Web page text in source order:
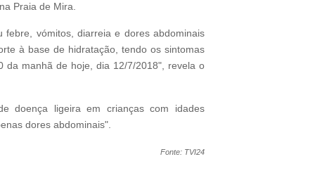
Praia de Mira.
vómitos, diarreia e dores abdominais
à base de hidratação, tendo os sintomas
da manhã de hoje, dia 12/7/2018", revela o
doença ligeira em crianças com idades
dores abdominais".
Fonte: TVI24